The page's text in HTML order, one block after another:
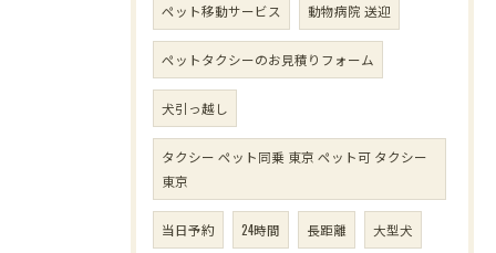
ペット移動サービス 動物病院 送迎
ペットタクシーのお見積りフォーム
犬引っ越し
タクシー ペット同乗 東京 ペット可 タクシー
東京
当日予約 24時間 長距離 大型犬